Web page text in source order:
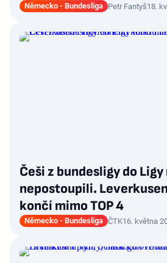
Německo - Bundesliga Petr Fantyš18.
Češi z bundesligy do
nepostoupili.
končí mimo TOP 4
Německo - Bundesliga ČTK16. května